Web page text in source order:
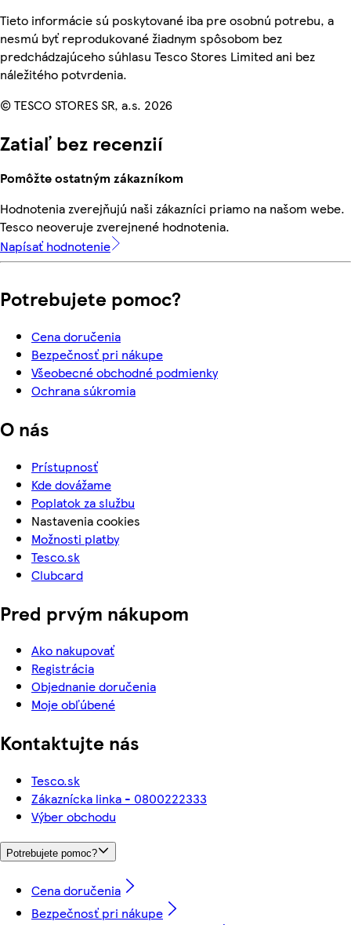
Tieto informácie sú poskytované iba pre osobnú potrebu, a
nesmú byť reprodukované žiadnym spôsobom bez
predchádzajúceho súhlasu Tesco Stores Limited ani bez
náležitého potvrdenia.
© TESCO STORES SR, a.s. 2026
Zatiaľ bez recenzií
Pomôžte ostatným zákazníkom
Hodnotenia zverejňujú naši zákazníci priamo na našom webe.
Tesco neoveruje zverejnené hodnotenia.
Napísať hodnotenie
Potrebujete pomoc?
Cena doručenia
Bezpečnosť pri nákupe
Všeobecné obchodné podmienky
Ochrana súkromia
O nás
Prístupnosť
Kde dovážame
Poplatok za službu
Nastavenia cookies
Možnosti platby
Tesco.sk
Clubcard
Pred prvým nákupom
Ako nakupovať
Registrácia
Objednanie doručenia
Moje obľúbené
Kontaktujte nás
Tesco.sk
Zákaznícka linka - 0800222333
Výber obchodu
Potrebujete pomoc?
Cena doručenia
Bezpečnosť pri nákupe